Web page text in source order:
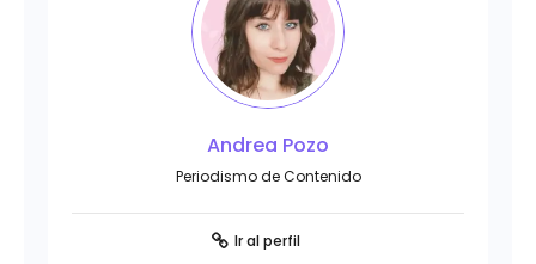
Andrea Pozo
Periodismo de Contenido
Ir al perfil